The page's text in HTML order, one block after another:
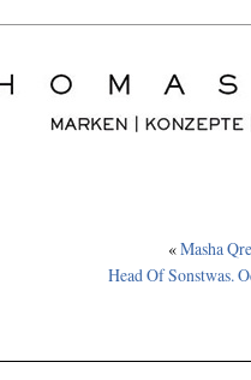
«Masha
Head Of Sonstwas.